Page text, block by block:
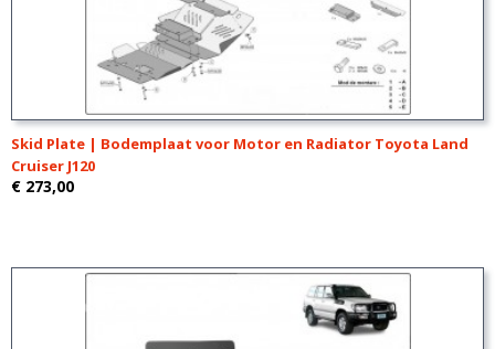
Skid Plate | Bodemplaat voor Motor en Radiator Toyota Land
Cruiser J120
€ 273,00